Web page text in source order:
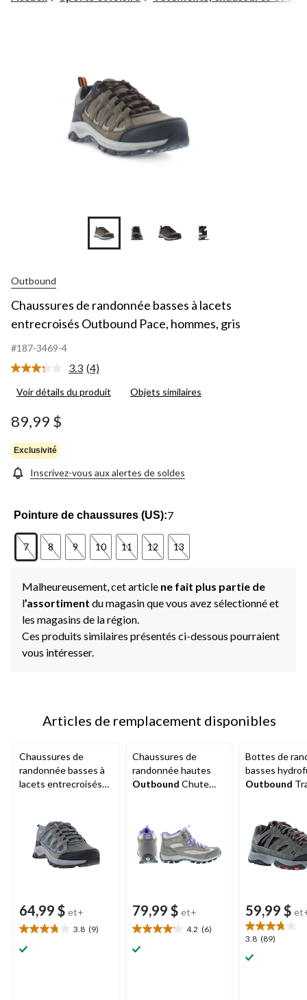
+1
Outbound
Chaussures de randonnée basses à lacets
entrecroisés Outbound Pace, hommes, gris
#187-3469-4
3.3 Lire
4
(4)
Voir détails du produit Objets similaires
89,99 $
Exclusivité
Inscrivez-vous aux alertes de soldes
Pointure de chaussures (US):7
7 8 9 10 11 12 13
Malheureusement, cet article ne fait plus partie de
l’assortiment du magasin que vous avez sélectionné et
les magasins de la région.
Ces produits similaires présentés ci-dessous pourraient
vous intéresser.
Articles de remplacement disponibles
Chaussures de
randonnée basses à
lacets entrecroisés
64,99 $ et+
3.8 (9)
3.8
étoile(s)
Chaussures de
randonnée hautes
Outbound Chute
79,99 $ et+
4.2 (6)
4.2
étoile(s)
Bottes de
basses
Outbound
59,99 $
3.8 (89)
3.8
étoile(s)